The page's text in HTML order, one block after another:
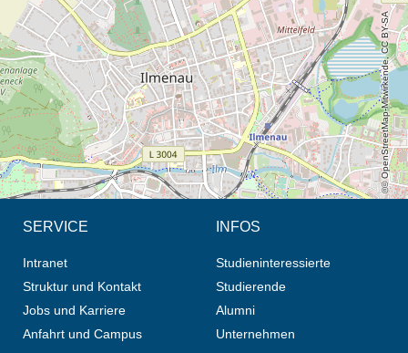
© OpenStreetMap-Mitwirkende, CC BY-SA
SERVICE
Intranet
Struktur und Kontakt
Jobs und Karriere
Anfahrt und Campus
INFOS
Studieninteressierte
Studierende
Alumni
Unternehmen